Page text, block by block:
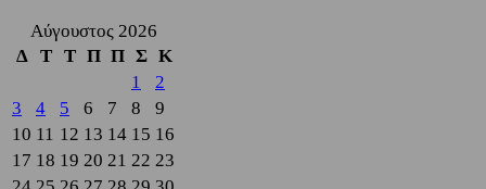
Αύγουστος 2026
Δ
Τ Τ Π Π Σ Κ
1
2
3
4 5 6 7 8
9
10 11 12 13 14 15 16
17 18 19 20 21 22 23